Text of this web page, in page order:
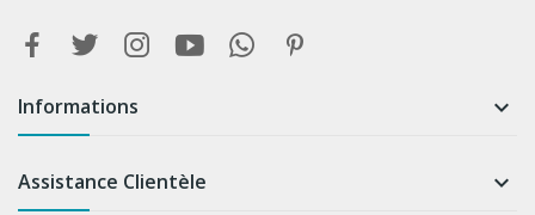
Informations 
Assistance Clientèle 